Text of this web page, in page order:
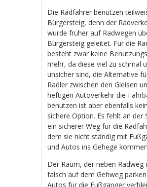
Die Radfahrer benutzen
Bürgersteig, denn der
wurde früher auf Radwegen
Bürgersteig geleitet. Für die
besteht zwar keine
mehr, da diese viel zu schmal
unsicher sind, die Alternative
Radler zwischen den Gleisen
heftigen Autoverkehr die
benutzen ist aber ebenfalls
sichere Option. Es fehlt an der
ein sicherer Weg für die
dem sie nicht ständig mit
und Autos ins Gehege
Der Raum, der neben Radweg
falsch auf dem Gehweg
Autos für die Fußgänger